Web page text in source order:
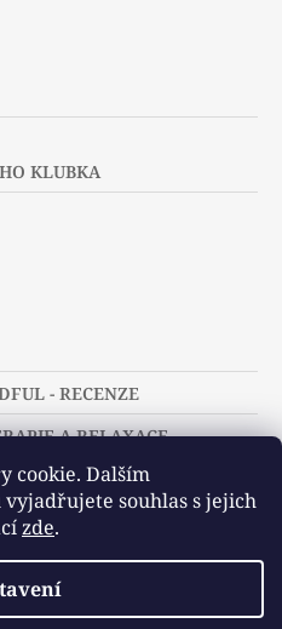
cookie. Dalším
souhlas s jejich
zde.
KLUBKA
- RECENZE
A RELAXACE
Často kladené dotazy